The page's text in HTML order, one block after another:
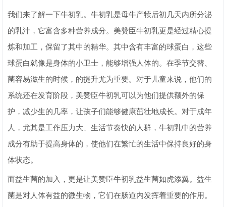
我们来了解一下牛初乳。牛初乳是母牛产犊后初几天内所分泌
的乳汁，它富含多种营养成分。美赞臣牛初乳更是经过精心提
炼和加工，保留了其中的精华。其中含有丰富的球蛋白，这些
球蛋白就像是身体的小卫士，能够增强人体的。在季节交替、
菌容易滋生的时候，的提升尤为重要。对于儿童来说，他们的
系统还在发育阶段，美赞臣牛初乳可以为他们提供额外的保
护，减少生的几率，让孩子们能够健康茁壮地成长。对于成年
人，尤其是工作压力大、生活节奏快的人群，牛初乳中的营养
成分有助于提高身体的，使他们在繁忙的生活中保持良好的身
体状态。
而益生菌的加入，更是让美赞臣牛初乳益生菌如虎添翼。益生
菌是对人体有益的微生物，它们在肠道内发挥着重要的作用。